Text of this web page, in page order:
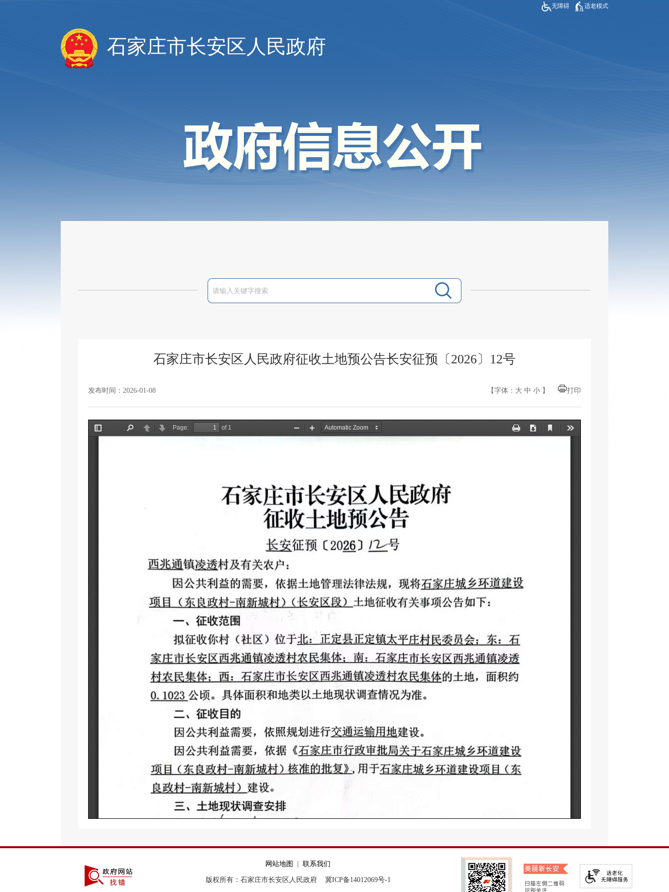
无障碍 适老模式
石家庄市长安区人民政府
石家庄市长安区人民政府征收土地预公告长安征预〔2026〕12号
发布时间：2026-01-08 【字体： 大 中 小 】 打印